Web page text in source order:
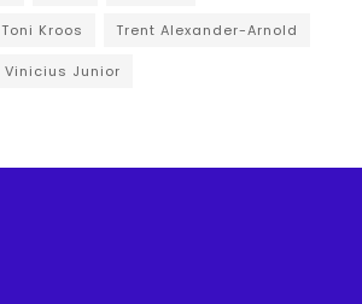
Toni Kroos Trent Alexander-Arnold
Vinicius Junior